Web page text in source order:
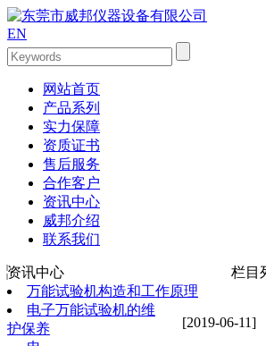
EN
网站首页
产品系列
实力保障
资质证书
售后服务
合作客户
资讯中心
威邦介绍
联系我们
资讯中心 栏目
万能试验机构造和工作原理
[2019-06-11]
电子万能试验机的维
护保养